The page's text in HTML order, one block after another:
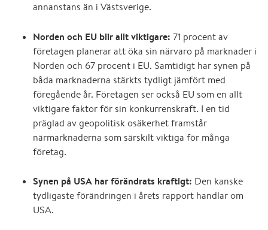
annanstans än i Västsverige.
Norden och EU blir allt viktigare: 71 procent av
företagen planeraratt öka sin närvaro på marknader i
Norden och 67 procent i EU. Samtidigt har synen på
båda marknaderna stärkts tydligt jämfört med
föregående år. Företagen ser också EU som en allt
viktigare faktor för sin konkurrenskraft. I en tid
präglad av geopolitisk osäkerhet framstår
närmarknaderna som särskilt viktiga för många
företag.
Synen på USA har förändrats kraftigt: Den kanske
tydligaste förändringen i årets rapport handlar om
USA.